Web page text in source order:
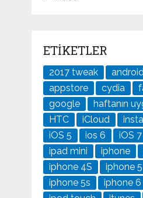
ETIKETLER
2017 tweak
appstore
cydia
google
haftanın
HTC
iCloud
iOS 5
ios 6 iOS 7
ipad mini
iphone
iphone 4S
iphone 5
iphone 5s
iphone 6